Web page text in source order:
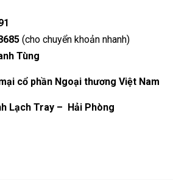
(cho chuyển khoản nhanh)
Tùng
cổ phần Ngoại thương Việt Nam
Lạch Tray – Hải Phòng